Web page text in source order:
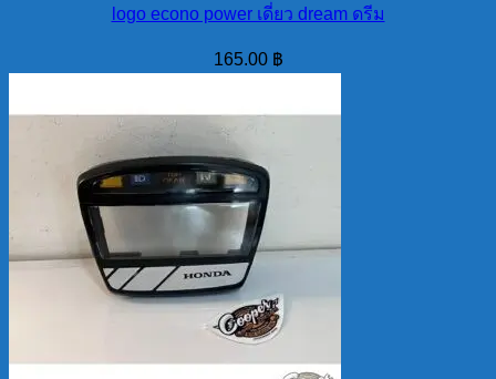
logo econo power เดี่ยว dream ดรีม
165.00 ฿